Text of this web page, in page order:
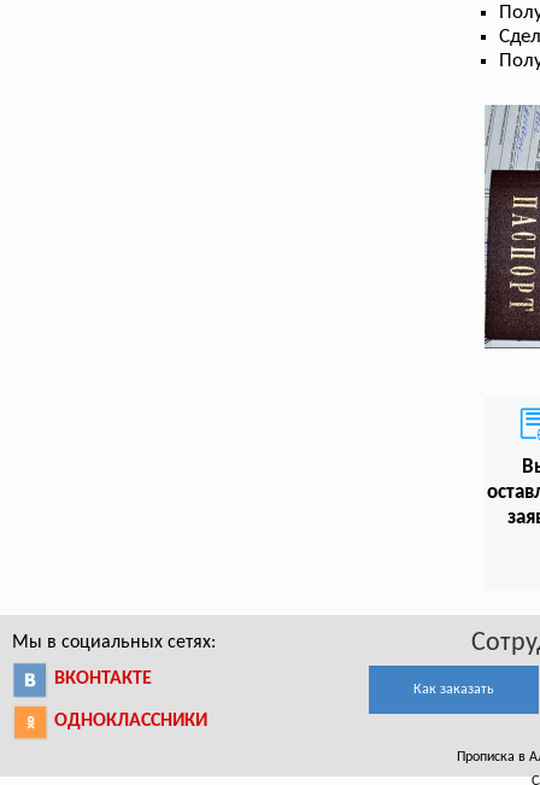
Мы в социальных сетях:
ВКОНТАКТЕ
ОДНОКЛАССНИКИ
Как заказать
Прописка в